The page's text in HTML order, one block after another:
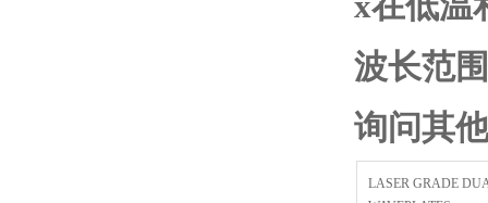
波长范围
询问其
LASER GRADE